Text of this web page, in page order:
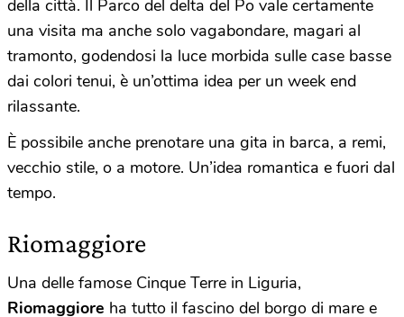
della città. Il Parco del delta del Po vale certamente
una visita ma anche solo vagabondare, magari al
tramonto, godendosi la luce morbida sulle case basse
dai colori tenui, è un’ottima idea per un week end
rilassante.
È possibile anche prenotare una gita in barca, a remi,
vecchio stile, o a motore. Un’idea romantica e fuori dal
tempo.
Riomaggiore
Una delle famose Cinque Terre in Liguria,
Riomaggiore ha tutto il fascino del borgo di mare e